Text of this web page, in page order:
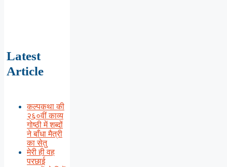
Latest
Article
कल्पकथा की
२६०वीं काव्य
गोष्ठी में शब्दों
ने बाँधा मैत्री
का सेतु
मेरी ही वह
परछाई